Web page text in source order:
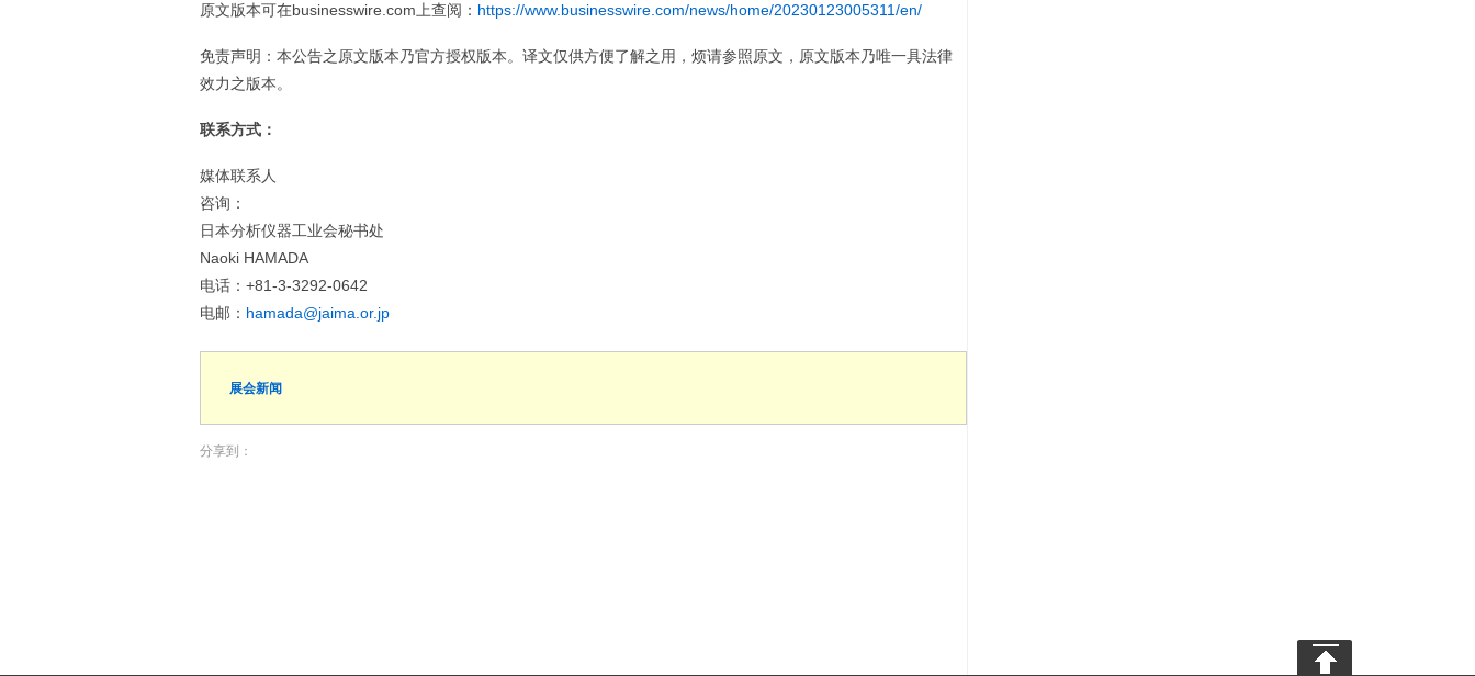
原文版本可在businesswire.com上查阅： https://www.businesswire.com/news/home/20230123005311/en/
免责声明：本公告之原文版本乃官方授权版本。译文仅供方便了解之用，烦请参照原文，原文版本乃唯一具法律
效力之版本。
联系方式：
媒体联系人
咨询：
日本分析仪器工业会秘书处
Naoki HAMADA
电话：+81-3-3292-0642
电邮： hamada@jaima.or.jp
展会新闻
分享到：